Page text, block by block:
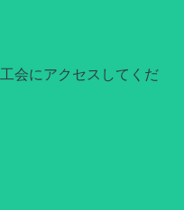
会にアクセスしてくだ